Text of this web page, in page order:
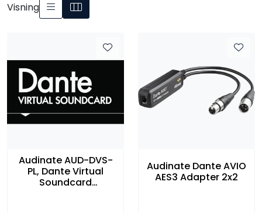
Visning
Audinate AUD-DVS-
PL, Dante Virtual
Soundcard
Audinate Dante AVIO
AES3 Adapter 2x2